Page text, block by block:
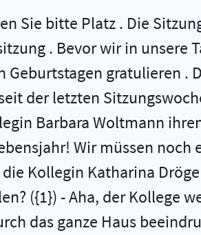
Sie bitte Platz . Die
. Bevor wir in unsere
Geburtstagen gratulieren .
der letzten
Barbara Woltmann
Wir müssen
Kollegin Katharina
({1}) - Aha, der Kollege
das ganze Haus